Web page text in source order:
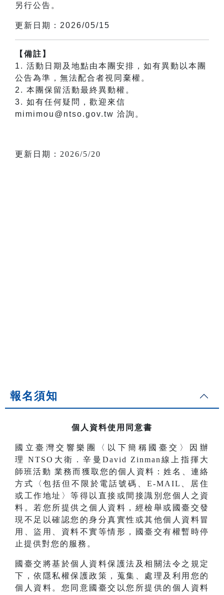
另行公告。
更新日期：2026/05/15
【備註】
1. 活動日期及地點由本團安排，如有異動以本團
公告為準，無法配合者視同棄權。
2. 本團保留活動最終異動權。
3. 如有任何疑問，歡迎來信
mimimou@ntso.gov.tw 洽詢。
更新日期：2026/5/20
報名須知
個人資料使用同意書
國立臺灣交響樂團〈以下簡稱國臺交〉因辦
理
NTSO大衛．辛曼David Zinman線上指揮大
師班活動 業務而獲取您的個人資料：姓名、連絡
方式〈包括但不限於電話號碼、E-MAIL、居住
或工作地址〉等得以直接或間接識別您個人之資
料。若您所提供之個人資料，經檢舉或國臺交發
現不足以確認您的身分真實性或其他個人資料冒
用、盜用、資料不實等情形，國臺交有權暫時停
止提供對您的服務。
國臺交將基於個人資料保護法及相關法令之規定
下，依隱私權保護政策，蒐集、處理及利用您的
個人資料。您同意國臺交以您所提供的個人資料